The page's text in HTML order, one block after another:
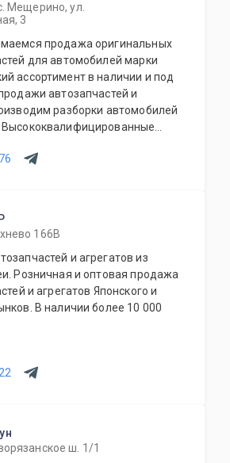
Мещерино, ул.
3
продажа оригинальных
для автомобилей марки
ассортимент в наличии и под
автозапчастей и
разборки автомобилей
автосервисе проводится
оборудование для Вашего
качества на все услуги
Мы работаем для Вас каждый
166В
и агрегатов из
Розничная и оптовая продажа
и агрегатов Японского и
В наличии более 10 000
ш. 1/1